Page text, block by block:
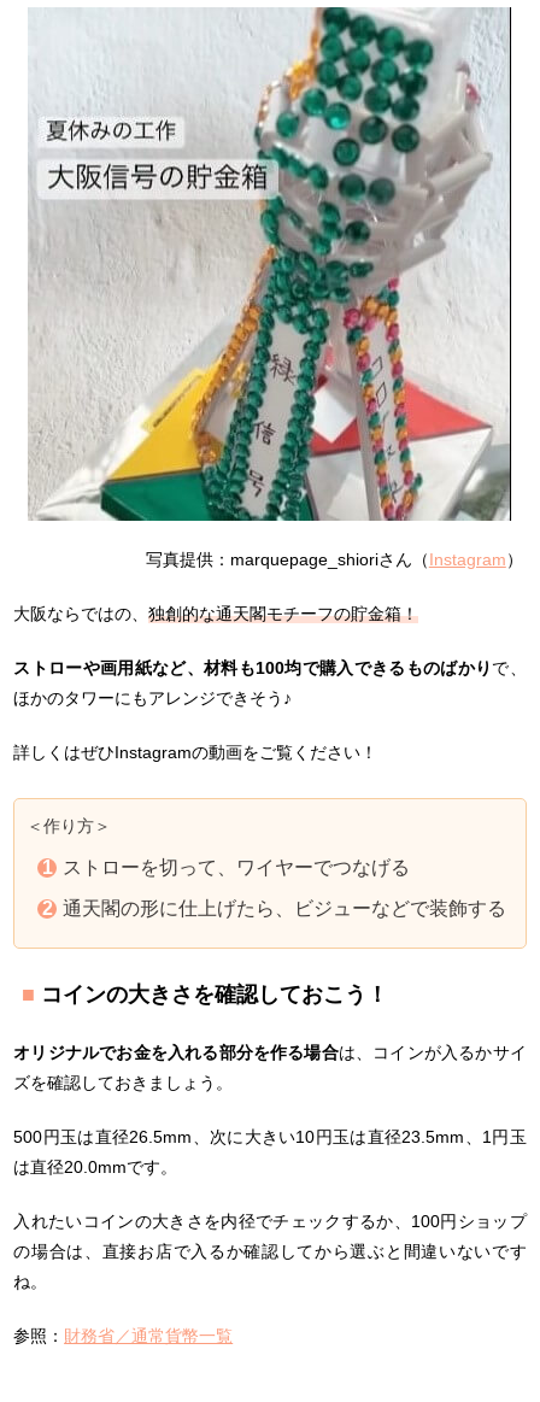
写真提供：marquepage_shioriさん（Instagram）
大阪ならではの、独創的な通天閣モチーフの貯金箱！
ストローや画用紙など、材料も100均で購入できるものばかり で、
ほかのタワーにもアレンジできそう♪
詳しくはぜひInstagramの動画をご覧ください！
＜作り方＞
ストローを切って、ワイヤーでつなげる
通天閣の形に仕上げたら、ビジューなどで装飾する
コインの大きさを確認しておこう！
オリジナルでお金を入れる部分を作る場合は、コインが入るかサイ
ズを確認しておきましょう。
500円玉は直径26.5mm、次に大きい10円玉は直径23.5mm、1円玉
は直径20.0mmです。
入れたいコインの大きさを内径でチェックするか、100円ショップ
の場合は、直接お店で入るか確認してから選ぶと間違いないです
ね。
参照： 財務省／通常貨幣一覧